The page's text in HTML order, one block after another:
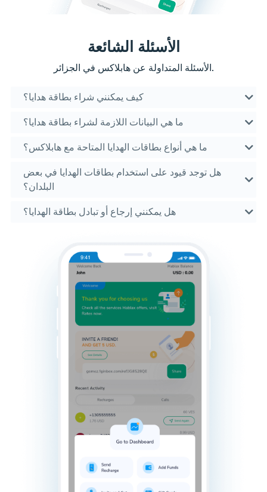
الأسئلة الشائعة
الأسئلة المتداولة عن هابلاكس في الجزائر.
كيف يمكنني شراء بطاقة هدايا؟
ما هي البيانات اللازمة لشراء بطاقة هدايا؟
ما هي أنواع بطاقات الهدايا المتاحة مع هابلاكس؟
هل توجد قيود على استخدام بطاقات الهدايا في بعض
البلدان؟
هل يمكنني إرجاع أو تبادل بطاقة الهدايا؟